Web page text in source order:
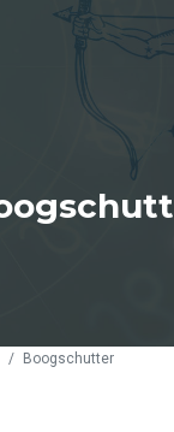
Boogschutter